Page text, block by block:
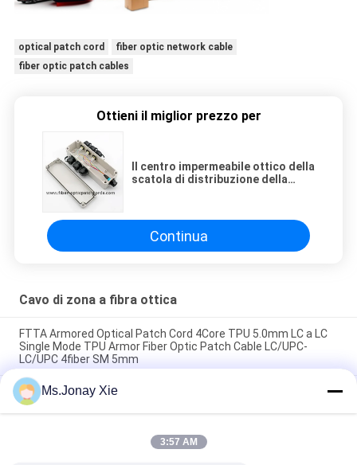
optical patch cord
fiber optic network cable
fiber optic patch cables
Ottieni il miglior prezzo per
Il centro impermeabile ottico della
scatola di distribuzione della
Continua
Cavo di zona a fibra ottica
FTTA Armored Optical Patch Cord 4Core TPU 5.0mm LC a LC
Single Mode TPU Armor Fiber Optic Patch Cable LC/UPC-
LC/UPC 4fiber SM 5mm
Cavo patch in fibra ottica corazzato da esterno a 8 core LC-LC
da 6,0 mm modello singolo con bobina in plastica, cavo in fibra
ottica jumper 8 fibre LC/UPC-LC/UPC con bobina in plastica
Cavo patch cord MPO a LC uniboot 8 core OM3 in fibra ottica,
Ms.Jonay Xie
3:57 AM